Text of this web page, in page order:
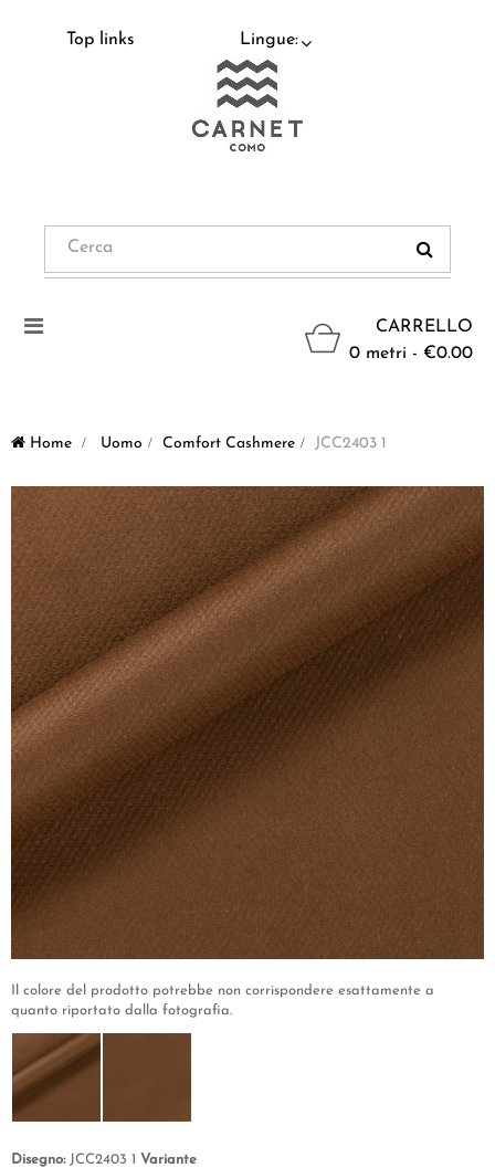
Top links Lingue:
CARRELLO
0 metri - €0.00
Navigazione
Home > Uomo > Comfort Cashmere > JCC2403 1
Il colore del prodotto potrebbe non corrispondere esattamente a
quanto riportato dalla fotografia.
Disegno: JCC2403 1 Variante